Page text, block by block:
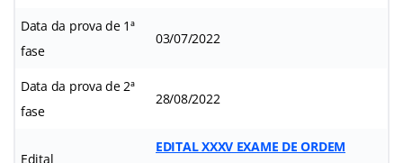
Data da prova de 1ª
fase
03/07/2022
Data da prova de 2ª
fase
28/08/2022
Edital
EDITAL XXXV EXAME DE ORDEM